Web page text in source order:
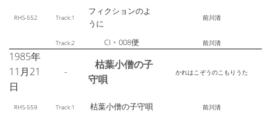
RHS-552 Track:1
フィクションのよ
うに
前川清
Track:2 CI・008便 前川清
1985年
11月21
日
-
枯葉小僧の子
守唄
かれはこぞうのこもりうた
RHS-559 Track:1 枯葉小僧の子守唄 前川清